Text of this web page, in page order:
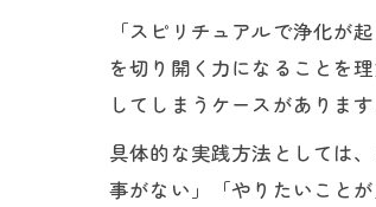
「スピリチュアルで浄化が
を切り開く力になることを
してしまうケースがあります
具体的な実践方法としては
事がない」「やりたいこと